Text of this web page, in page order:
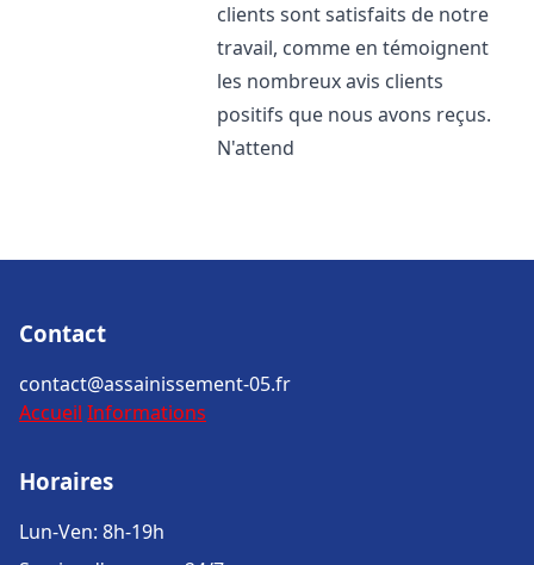
clients sont satisfaits de notre
travail, comme en témoignent
les nombreux avis clients
positifs que nous avons reçus.
N'attend
Contact
contact@assainissement-05.fr
Accueil Informations
Horaires
Lun-Ven: 8h-19h